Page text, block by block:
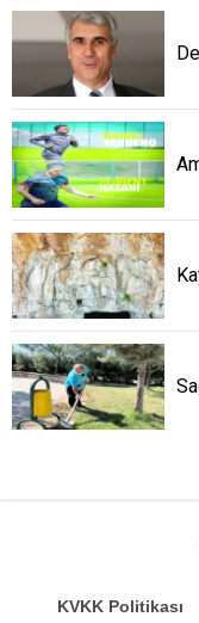
KVKK Politikası